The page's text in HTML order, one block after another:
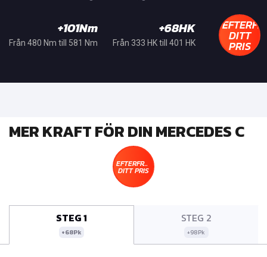
+101Nm
Från 480 Nm till 581 Nm
+68HK
Från 333 HK till 401 HK DITT
PRIS
MER KRAFT FÖR DIN MERCEDES C
EFTERFRÅGA
DITT PRIS
STEG 1
+68Pk
STEG 2
+98Pk